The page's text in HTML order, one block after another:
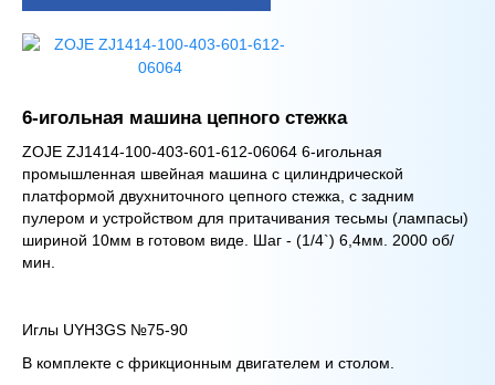
6-игольная машина цепного стежка
ZOJE ZJ1414-100-403-601-612-06064 6-игольная
промышленная швейная машина с цилиндрической
платформой двухниточного цепного стежка, с задним
пулером и устройством для притачивания тесьмы (лампасы)
шириной 10мм в готовом виде. Шаг - (1/4`) 6,4мм. 2000 об/
мин.
Иглы UYH3GS №75-90
В комплекте с фрикционным двигателем и столом.